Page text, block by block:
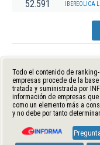
52.591 IBEREOLICA
Todo el contenido de
empresas procede de la base
tratada y suministrada por
información de empresas
como un elemento más a
y no debe por tanto